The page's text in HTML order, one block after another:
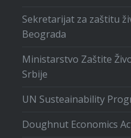
Sekretarijat za zaštitu
Beograda
Ministarstvo Zaštite
Srbije
UN Susteainability
Doughnut Economics